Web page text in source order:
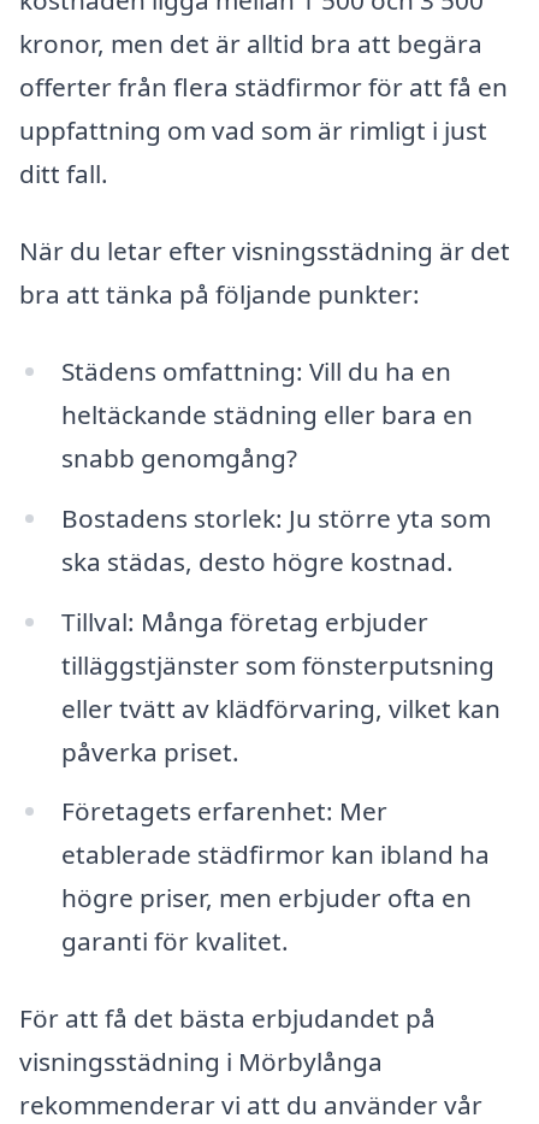
kronor, men det är alltid bra att begära
offerter från flera städfirmor för att få en
uppfattning om vad som är rimligt i just
ditt fall.
När du letar efter visningsstädning är det
bra att tänka på följande punkter:
Städens omfattning: Vill du ha en
heltäckande städning eller bara en
snabb genomgång?
Bostadens storlek: Ju större yta som
ska städas, desto högre kostnad.
Tillval: Många företag erbjuder
tilläggstjänster som fönsterputsning
eller tvätt av klädförvaring, vilket kan
påverka priset.
Företagets erfarenhet: Mer
etablerade städfirmor kan ibland ha
högre priser, men erbjuder ofta en
garanti för kvalitet.
För att få det bästa erbjudandet på
visningsstädning i Mörbylånga
rekommenderar vi att du använder vår